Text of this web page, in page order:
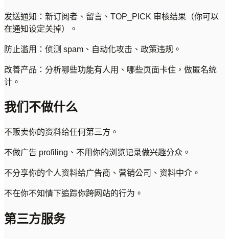
发送通知：新订阅者、留言、TOP_PICK 审核结果（你可以
在通知设定关掉）。
防止滥用：侦测 spam、自动化攻击、政策违规。
改善产品：分析哪些功能有人用、哪些页面卡住，做匿名统
计。
我们不做什么
不贩卖你的资料给任何第三方。
不做广告 profiling、不用你的浏览记录做兴趣分众。
不分享你的个人资料给广告商、营销公司、资料中介。
不在你不知情下追踪你跨网站的行为。
第三方服务